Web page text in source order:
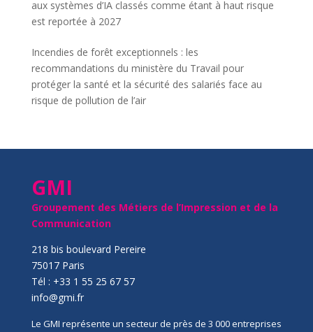
aux systèmes d’IA classés comme étant à haut risque
est reportée à 2027
Incendies de forêt exceptionnels : les
recommandations du ministère du Travail pour
protéger la santé et la sécurité des salariés face au
risque de pollution de l’air
GMI
Groupement des Métiers de l’Impression et de la
Communication
218 bis boulevard Pereire
75017 Paris
Tél : +33 1 55 25 67 57
info@gmi.fr
Le GMI représente un secteur de près de 3 000 entreprises